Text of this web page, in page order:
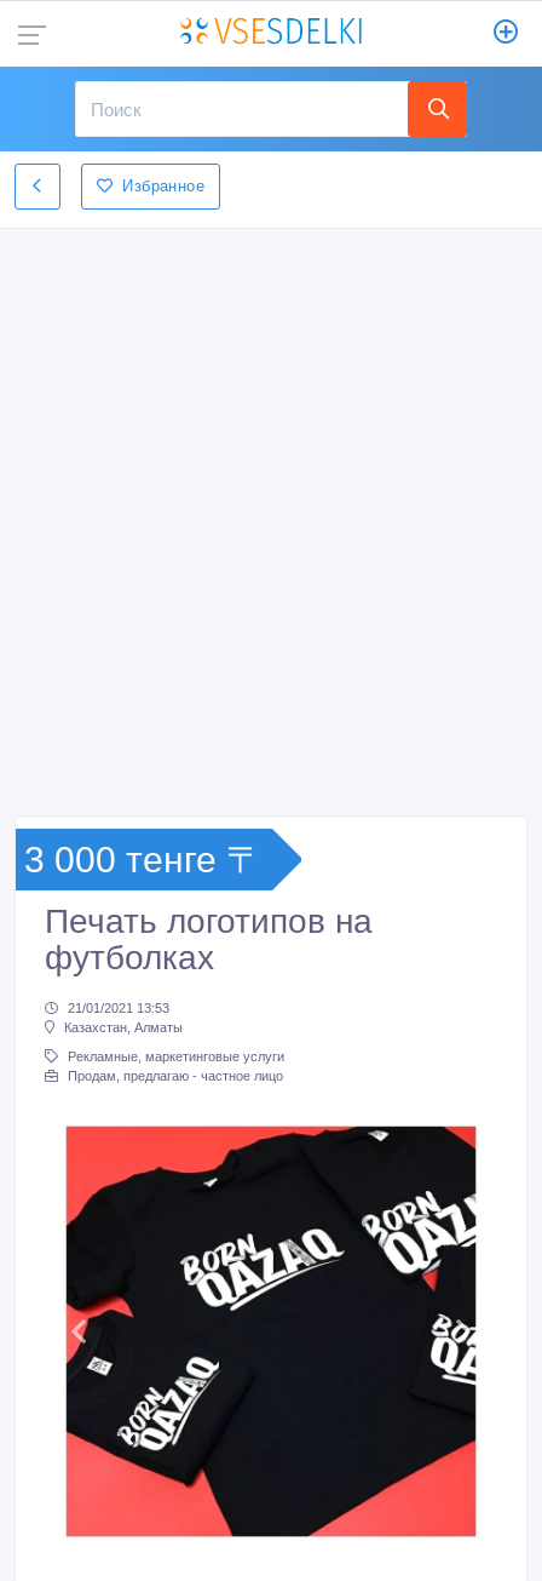
Избранное
3 000 тенге 〒
Печать логотипов на
футболках
21/01/2021 13:53
Казахстан, Алматы
Рекламные, маркетинговые услуги
Продам, предлагаю - частное лицо